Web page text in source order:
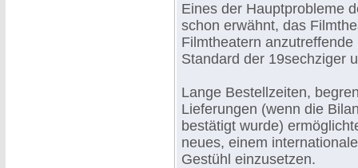
Eines der Hauptprobleme
schon erwähnt, das
Filmtheatern
Standard der 19sechziger
Lange Bestellzeiten,
Lieferungen (wenn die
bestätigt wurde)
neues, einem
Gestühl einzusetzen.